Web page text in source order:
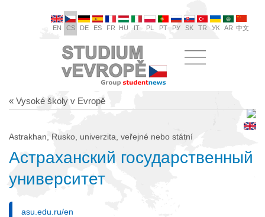
EN CS DE ES FR HU IT PL PT РУ SK TR УК AR 中文
« Vysoké školy v Evropě
Astrakhan, Rusko, univerzita, veřejné nebo státní
Астраханский государственный
университет
asu.edu.ru/en